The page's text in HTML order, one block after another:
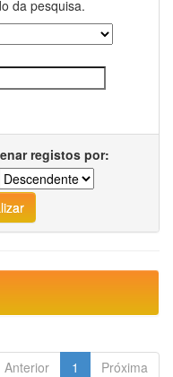
da pesquisa.
registos por:
Anterior 1 Próxima